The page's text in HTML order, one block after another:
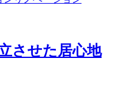
させた居心地